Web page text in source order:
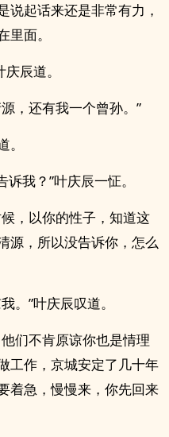
说起话来还是非常有力，
面。
辰道。
，还有我一个曾孙。”
我？”叶庆辰一怔。
，以你的性子，知道这
源，所以没告诉你，怎么
。”叶庆辰叹道。
们不肯原谅你也是情理
工作，京城安定了几十年
着急，慢慢来，你先回来